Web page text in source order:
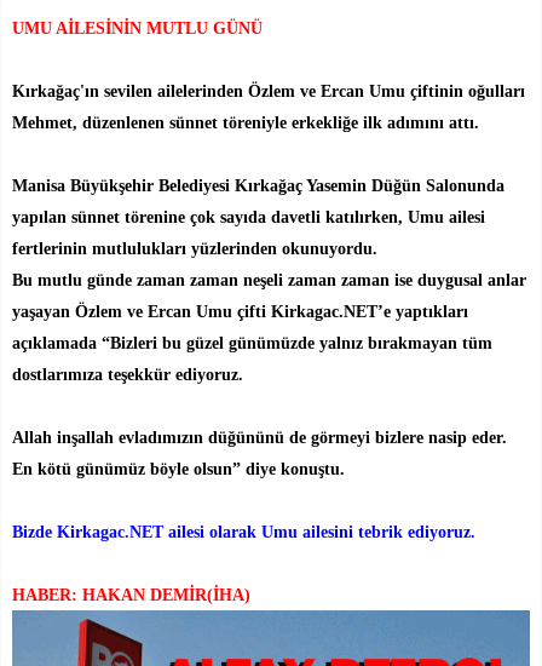
UMU AİLESİNİN MUTLU GÜNÜ
Kırkağaç'ın sevilen ailelerinden Özlem ve Ercan Umu çiftinin oğulları
Mehmet, düzenlenen sünnet töreniyle erkekliğe ilk adımını attı.
Manisa Büyükşehir Belediyesi Kırkağaç Yasemin Düğün Salonunda
yapılan sünnet törenine çok sayıda davetli katılırken, Umu ailesi
fertlerinin mutlulukları yüzlerinden okunuyordu.
Bu mutlu günde zaman zaman neşeli zaman zaman ise duygusal anlar
yaşayan Özlem ve Ercan Umu çifti Kirkagac.NET’e yaptıkları
açıklamada “Bizleri bu güzel günümüzde yalnız bırakmayan tüm
dostlarımıza teşekkür ediyoruz.
Allah inşallah evladımızın düğününü de görmeyi bizlere nasip eder.
En kötü günümüz böyle olsun” diye konuştu.
Bizde Kirkagac.NET ailesi olarak Umu ailesini tebrik ediyoruz.
HABER: HAKAN DEMİR(İHA)